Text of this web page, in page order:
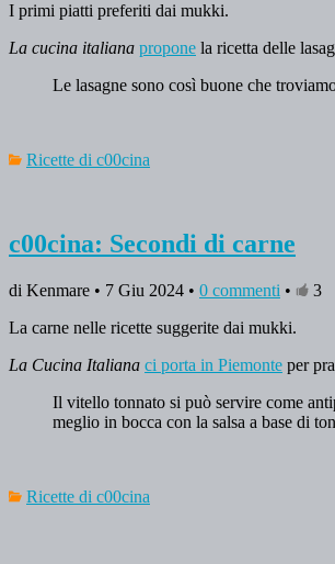
I primi piatti preferiti dai mukki.
La cucina italiana propone la ricetta delle
Le lasagne sono così buone che
Ricette di c00cina
c00cina: Secondi di carne
di Kenmare • 7 Giu 2024 • 0 commenti •
3
La carne nelle ricette suggerite dai mukki.
La Cucina Italiana ci porta in Piemonte per
Il vitello tonnato si può servire come
meglio in bocca con la salsa a base di
Ricette di c00cina